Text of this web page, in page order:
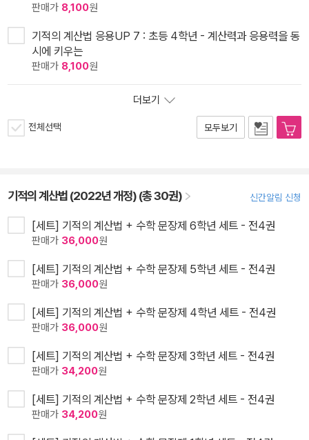
판매가 8,100원
기적의 계산법 응용UP 7 : 초등 4학년 - 계산력과 응용력을 동
시에 키우는
판매가 8,100원
더보기
전체선택 모두보기
기적의 계산법 (2022년 개정) (총 30권) 신간알림 신청
[세트] 기적의 계산법 + 수학 문장제 6학년 세트 - 전4권
판매가 36,000원
[세트] 기적의 계산법 + 수학 문장제 5학년 세트 - 전4권
판매가 36,000원
[세트] 기적의 계산법 + 수학 문장제 4학년 세트 - 전4권
판매가 36,000원
[세트] 기적의 계산법 + 수학 문장제 3학년 세트 - 전4권
판매가 34,200원
[세트] 기적의 계산법 + 수학 문장제 2학년 세트 - 전4권
판매가 34,200원